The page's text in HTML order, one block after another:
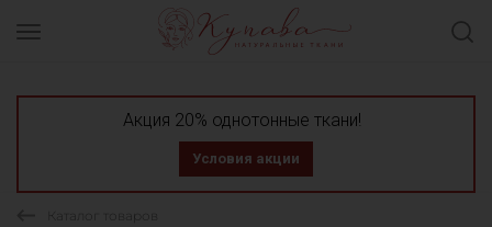
Акция 20% однотонные ткани!
Условия акции
Каталог товаров